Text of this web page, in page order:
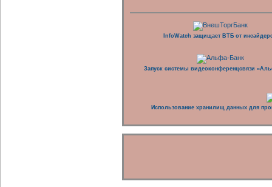
InfoWatch защищает ВТБ от
Запуск системы видеоконференцсвязи
Использование хранилищ данных для